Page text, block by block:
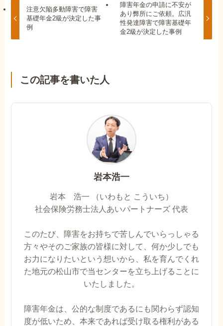
注意欠陥多動障害で障害
基礎年金2級が決定した事
例
障害年金の申請に不安が
あり弊所にご依頼。広汎
性発達障害で障害基礎年
金2級が決定した事例
この記事を書いた人
岩本浩一
岩本 浩一 （いわもと こういち）
社会保険労務士法人あいパートナーズ 代表
このたび、障害をお持ちで苦しんでいらっしゃる
方々やそのご家族の皆様に対して、何か少しでも
お力になりたいという想いから、私を育んでくれ
た地元の松山市で当センターを立ち上げることに
いたしました。
障害年金は、公的な制度であるにも関わらず認知
度が低いため、本来であれば受け取る権利がある